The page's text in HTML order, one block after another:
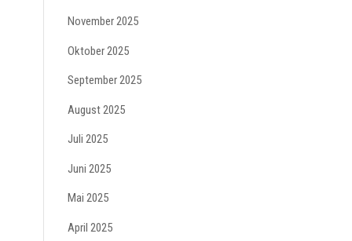
November 2025
Oktober 2025
September 2025
August 2025
Juli 2025
Juni 2025
Mai 2025
April 2025